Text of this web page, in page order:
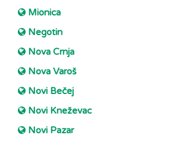
Mionica
Negotin
Nova Crnja
Nova Varoš
Novi Bečej
Novi Kneževac
Novi Pazar